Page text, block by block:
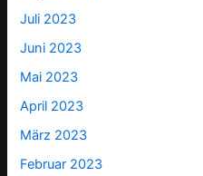
Juli 2023
Juni 2023
Mai 2023
April 2023
März 2023
Februar 2023